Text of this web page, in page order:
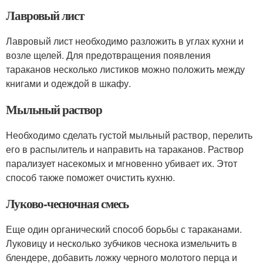
Лавровый лист
Лавровый лист необходимо разложить в углах кухни и
возле щелей. Для предотвращения появления
тараканов несколько листиков можно положить между
книгами и одеждой в шкафу.
Мыльный раствор
Необходимо сделать густой мыльный раствор, перелить
его в распылитель и направить на тараканов. Раствор
парализует насекомых и мгновенно убивает их. Этот
способ также поможет очистить кухню.
Луково-чесночная смесь
Еще один органический способ борьбы с тараканами.
Луковицу и несколько зубчиков чеснока измельчить в
блендере, добавить ложку черного молотого перца и